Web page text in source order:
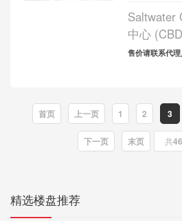
Saltwater
中心
Point
海岸景观
宅微妙结
售价请联系代理
首页 上一页 1 2 3
下一页 末页 共
精选楼盘推荐